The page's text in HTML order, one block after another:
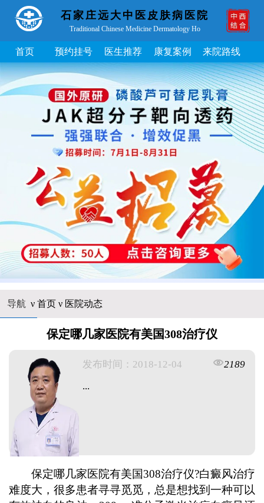
石家庄远大中医皮肤病医院
Traditional Chinese Medicine Dermatology Ho
首页 预约挂号 医生推荐 康复案例 来院路线
导航 ν 首页ν 医院动态
保定哪几家医院有美国308治疗仪
发布时间：2018-12-04
2189
...
保定哪几家医院有美国308治疗仪?白癜风治疗
难度大，很多患者寻寻觅觅，总是想找到一种可以